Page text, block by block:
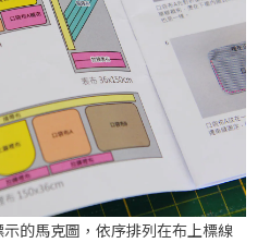
的馬克圖，依序排列在布上標線